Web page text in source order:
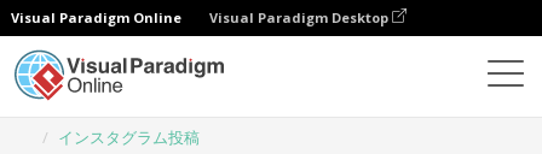
Visual Paradigm Online Visual Paradigm Desktop
インスタグラム投稿